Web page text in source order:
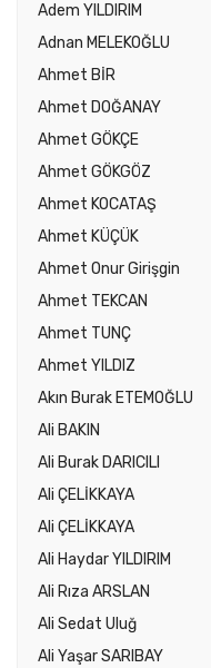
Adem YILDIRIM
Adnan MELEKOĞLU
Ahmet BİR
Ahmet DOĞANAY
Ahmet GÖKÇE
Ahmet GÖKGÖZ
Ahmet KOCATAŞ
Ahmet KÜÇÜK
Ahmet Onur Girişgin
Ahmet TEKCAN
Ahmet TUNÇ
Ahmet YILDIZ
Akın Burak ETEMOĞLU
Ali BAKIN
Ali Burak DARICILI
Ali ÇELİKKAYA
Ali ÇELİKKAYA
Ali Haydar YILDIRIM
Ali Rıza ARSLAN
Ali Sedat Uluğ
Ali Yaşar SARIBAY